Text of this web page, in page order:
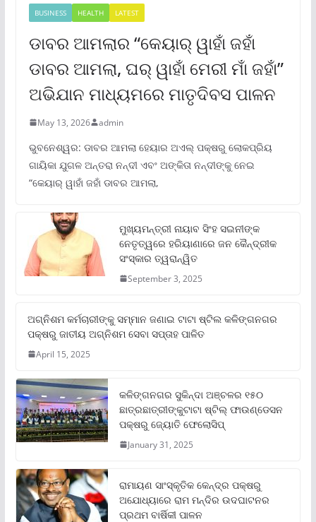
BUSINESS HEALTH LATEST
ଡାବର ଆମଲାର “କେୟାର୍ ୱାହାଁ ଜହାଁ
ଡାବର ଆମଲା, ଘର୍ ୱାହାଁ ମେରୀ ମାଁ ଜହାଁ”
ଅଭିଯାନ ମାଧ୍ୟମରେ ମାତୃଦିବସ ପାଳନ
May 13, 2026 admin
ଭୁବନେଶ୍ୱର: ଡାବର ଆମଲା ହେୟାର ଅଏଲ୍ ପକ୍ଷରୁ ଲୋକପ୍ରିୟ
ଗାୟିକା ଯୁଗଳ ଅନ୍ତରା ନନ୍ଦୀ ଏବଂ ଅଙ୍କିତା ନନ୍ଦୀଙ୍କୁ ନେଇ
“କେୟାର୍ ୱାହାଁ ଜହାଁ ଡାବର ଆମଲା,
ମୁଖ୍ୟମନ୍ତ୍ରୀ ନାୟାବ ସିଂହ ସଇନୀଙ୍କ
ନେତୃତ୍ୱରେ ହରିୟାଣାରେ ଜନ କୈନ୍ଦ୍ରୀକ
ସଂସ୍କାର ତ୍ୱରାନ୍ୱିତ
September 3, 2025
ଅଗ୍ନିଶମ କର୍ମଚାରୀଙ୍କୁ ସମ୍ମାନ ଜଣାଇ ଟାଟା ଷ୍ଟିଲ କଳିଙ୍ଗନଗର
ପକ୍ଷରୁ ଜାତୀୟ ଅଗ୍ନିଶମ ସେବା ସପ୍ତାହ ପାଳିତ
April 15, 2025
କଳିଙ୍ଗନଗର ସୁକିନ୍ଦା ଅଞ୍ଚଳର ୧୫୦
ଛାତ୍ରଛାତ୍ରୀଙ୍କୁଟାଟା ଷ୍ଟିଲ୍ ଫାଉଣ୍ଡେସନ
ପକ୍ଷରୁ ଜ୍ୟୋତି ଫେଲୋସିପ୍‌
January 31, 2025
ରାମାୟଣ ସାଂସ୍କୃତିକ କେନ୍ଦ୍ର ପକ୍ଷରୁ
ଅଯୋଧ୍ୟାରେ ରାମ ମନ୍ଦିର ଉଦଘାଟନର
ପ୍ରଥମ ବାର୍ଷିକୀ ପାଳନ